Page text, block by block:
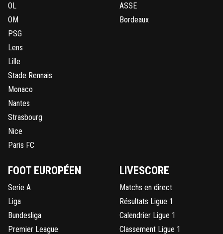
OL
OM
PSG
Lens
Lille
Stade Rennais
Monaco
Nantes
Strasbourg
Nice
Paris FC
ASSE
Bordeaux
FOOT EUROPÉEN
Serie A
Liga
Bundesliga
Premier League
LIVESCORE
Matchs en direct
Résultats Ligue 1
Calendrier Ligue 1
Classement Ligue 1